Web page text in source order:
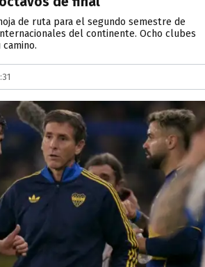
de ruta para el segundo semestre de
del continente. Ocho clubes